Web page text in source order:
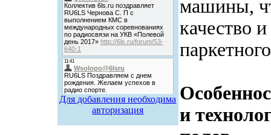
Для добавления необходима
авторизация
машины,
качество
и